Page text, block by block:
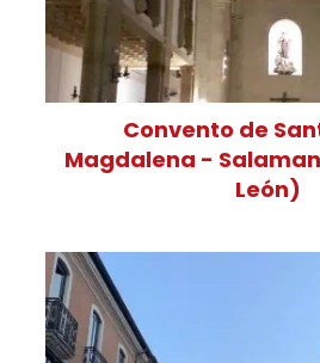
Convento de
Magdalena -
León)